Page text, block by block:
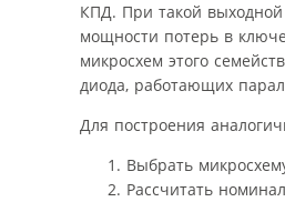
КПД. При такой
мощности потерь в
микросхем этого
диода, работающих
Для построения
Выбрать
Рассчитать